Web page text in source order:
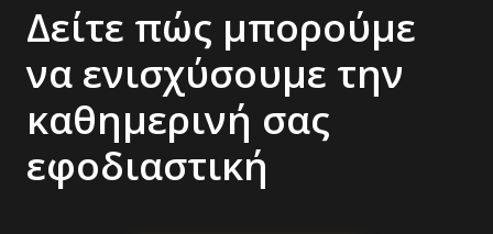
Δείτε πώς μπορούμε
να ενισχύσουμε την
καθημερινή σας
εφοδιαστική